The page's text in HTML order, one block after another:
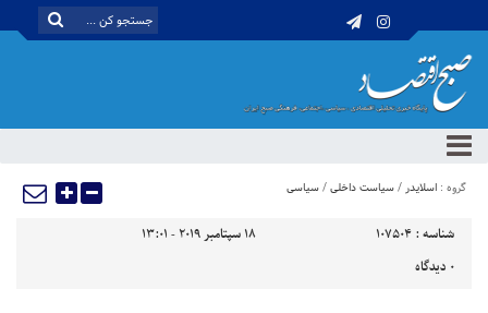
گروه : اسلایدر/سیاست داخلی/سیاسی
شناسه : 107504
18 سپتامبر 2019 - 13:01
0 دیدگاه